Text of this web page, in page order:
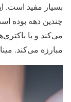
بسیار مفید است.
چندین دهه بوده
می‌کند و با
مبارزه می‌کند.